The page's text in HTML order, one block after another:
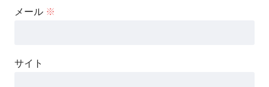
メール ※
サイト